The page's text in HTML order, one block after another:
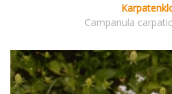
Campanula